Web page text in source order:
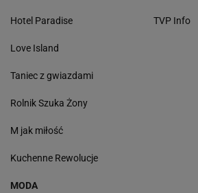
Hotel Paradise
Love Island
Taniec z gwiazdami
Rolnik Szuka Żony
M jak miłość
Kuchenne Rewolucje
TVP Info
MODA